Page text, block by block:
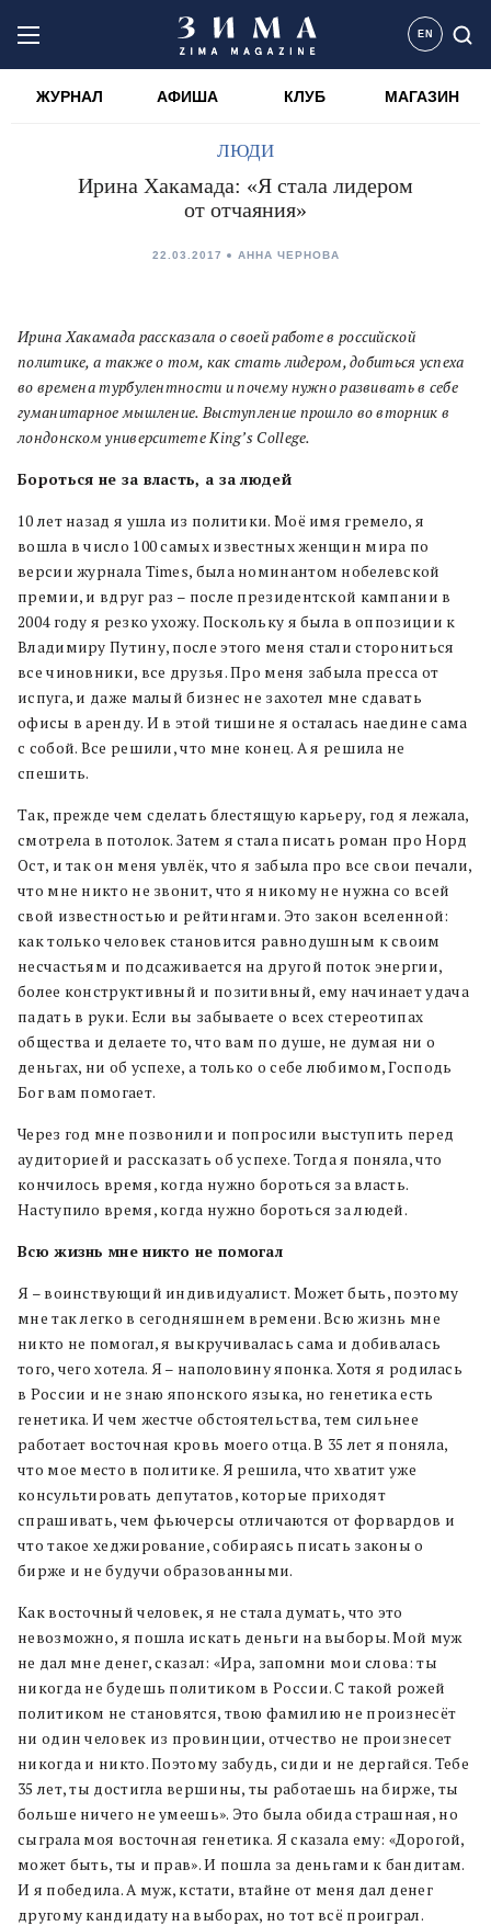
EN
ЖУРНАЛ АФИША КЛУБ МАГАЗИН
ЛЮДИ
Ирина Хакамада: «Я стала лидером
от отчаяния»
22.03.2017 АННА ЧЕРНОВА
Ирина Хакамада рассказала о своей работе в российской
политике, а также о том, как стать лидером, добиться успеха
во времена турбулентности и почему нужно развивать в себе
гуманитарное мышление. Выступление прошло во вторник в
лондонском университете King’s College.
Бороться не за власть, а за людей
10 лет назад я ушла из политики. Моё имя гремело, я
вошла в число 100 самых известных женщин мира по
версии журнала Times, была номинантом нобелевской
премии, и вдруг раз – после президентской кампании в
2004 году я резко ухожу. Поскольку я была в оппозиции к
Владимиру Путину, после этого меня стали сторониться
все чиновники, все друзья. Про меня забыла пресса от
испуга, и даже малый бизнес не захотел мне сдавать
офисы в аренду. И в этой тишине я осталась наедине сама
с собой. Все решили, что мне конец. А я решила не
спешить.
Так, прежде чем сделать блестящую карьеру, год я лежала,
смотрела в потолок. Затем я стала писать роман про Норд
Ост, и так он меня увлёк, что я забыла про все свои печали,
что мне никто не звонит, что я никому не нужна со всей
свой известностью и рейтингами. Это закон вселенной:
как только человек становится равнодушным к своим
несчастьям и подсаживается на другой поток энергии,
более конструктивный и позитивный, ему начинает удача
падать в руки. Если вы забываете о всех стереотипах
общества и делаете то, что вам по душе, не думая ни о
деньгах, ни об успехе, а только о себе любимом, Господь
Бог вам помогает.
Через год мне позвонили и попросили выступить перед
аудиторией и рассказать об успехе. Тогда я поняла, что
кончилось время, когда нужно бороться за власть.
Наступило время, когда нужно бороться за людей.
Всю жизнь мне никто не помогал
Я – воинствующий индивидуалист. Может быть, поэтому
мне так легко в сегодняшнем времени. Всю жизнь мне
никто не помогал, я выкручивалась сама и добивалась
того, чего хотела. Я – наполовину японка. Хотя я родилась
в России и не знаю японского языка, но генетика есть
генетика. И чем жестче обстоятельства, тем сильнее
работает восточная кровь моего отца. В 35 лет я поняла,
что мое место в политике. Я решила, что хватит уже
консультировать депутатов, которые приходят
спрашивать, чем фьючерсы отличаются от форвардов и
что такое хеджирование, собираясь писать законы о
бирже и не будучи образованными.
Как восточный человек, я не стала думать, что это
невозможно, я пошла искать деньги на выборы. Мой муж
не дал мне денег, сказал: «Ира, запомни мои слова: ты
никогда не будешь политиком в России. С такой рожей
политиком не становятся, твою фамилию не произнесёт
ни один человек из провинции, отчество не произнесет
никогда и никто. Поэтому забудь, сиди и не дергайся. Тебе
35 лет, ты достигла вершины, ты работаешь на бирже, ты
больше ничего не умеешь». Это была обида страшная, но
сыграла моя восточная генетика. Я сказала ему: «Дорогой,
может быть, ты и прав». И пошла за деньгами к бандитам.
И я победила. А муж, кстати, втайне от меня дал денег
другому кандидату на выборах, но тот всё проиграл.